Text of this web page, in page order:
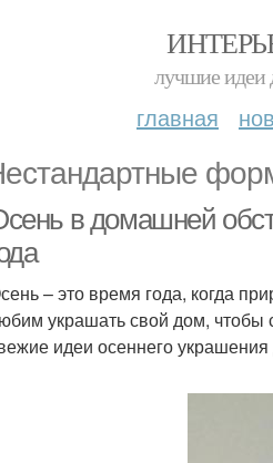
лучшие идеи
главная
в домашней
– это время года, когда
украшать свой дом, чтобы
идеи осеннего